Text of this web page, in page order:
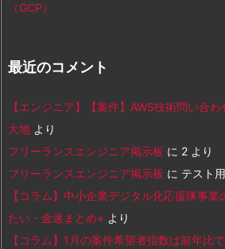
（GCP）
最近のコメント
【エンジニア】【案件】AWS技術問い合
大地 より
フリーランスエンジニア掲示板 に 2 より
フリーランスエンジニア掲示板 に テスト用
【コラム】中小企業デジタル化応援隊事業
たい - 金速まとめ+ より
【コラム】1月の案件希望者指数は前年比